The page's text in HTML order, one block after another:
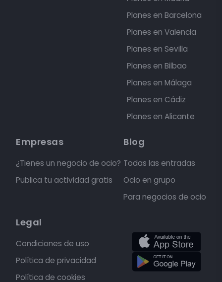
Planes en Barcelona
Planes en Valencia
Planes en Sevilla
Planes en Bilbao
Planes en Málaga
Planes en Cádiz
Planes en Alicante
Empresas
¿Tienes un negocio de ocio?
Publica tu actividad gratis
Blog
Todas las entradas
Ocio en grupo
Para negocios de ocio
Legal
Condiciones de uso
Política de privacidad
Política de cookies